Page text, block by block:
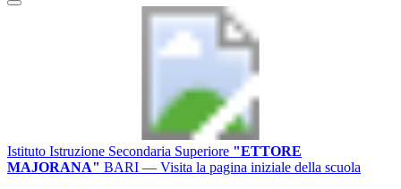
Istituto Istruzione Secondaria Superiore "ETTORE
MAJORANA" BARI — Visita la pagina iniziale della scuola